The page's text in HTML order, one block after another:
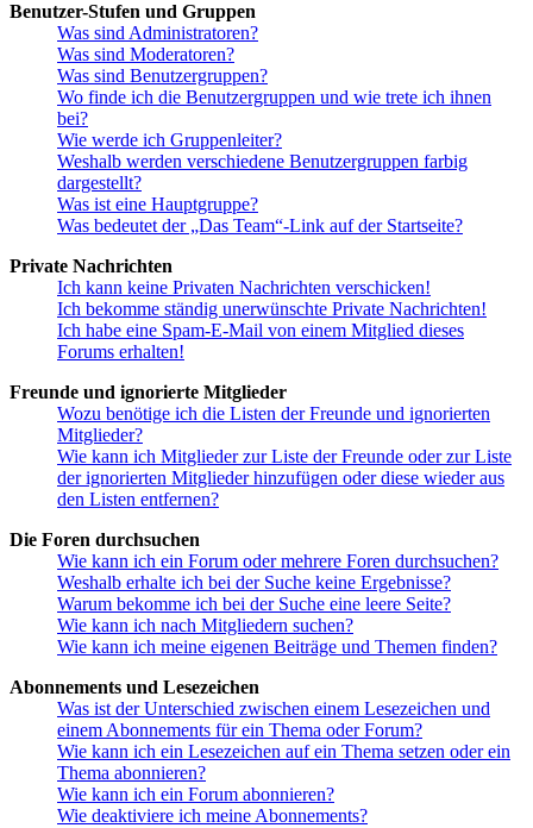
Benutzer-Stufen und Gruppen
Was sind Administratoren?
Was sind Moderatoren?
Was sind Benutzergruppen?
Wo finde ich die Benutzergruppen und wie trete ich ihnen
bei?
Wie werde ich Gruppenleiter?
Weshalb werden verschiedene Benutzergruppen farbig
dargestellt?
Was ist eine Hauptgruppe?
Was bedeutet der „Das Team“-Link auf der Startseite?
Private Nachrichten
Ich kann keine Privaten Nachrichten verschicken!
Ich bekomme ständig unerwünschte Private Nachrichten!
Ich habe eine Spam-E-Mail von einem Mitglied dieses
Forums erhalten!
Freunde und ignorierte Mitglieder
Wozu benötige ich die Listen der Freunde und ignorierten
Mitglieder?
Wie kann ich Mitglieder zur Liste der Freunde oder zur Liste
der ignorierten Mitglieder hinzufügen oder diese wieder aus
den Listen entfernen?
Die Foren durchsuchen
Wie kann ich ein Forum oder mehrere Foren durchsuchen?
Weshalb erhalte ich bei der Suche keine Ergebnisse?
Warum bekomme ich bei der Suche eine leere Seite?
Wie kann ich nach Mitgliedern suchen?
Wie kann ich meine eigenen Beiträge und Themen finden?
Abonnements und Lesezeichen
Was ist der Unterschied zwischen einem Lesezeichen und
einem Abonnements für ein Thema oder Forum?
Wie kann ich ein Lesezeichen auf ein Thema setzen oder ein
Thema abonnieren?
Wie kann ich ein Forum abonnieren?
Wie deaktiviere ich meine Abonnements?